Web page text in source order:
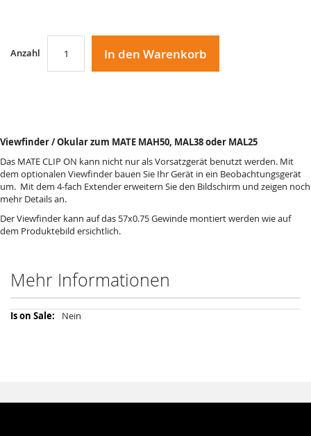
Anzahl In den Warenkorb
Viewfinder / Okular zum MATE MAH50, MAL38 oder MAL25
Das MATE CLIP ON kann nicht nur als Vorsatzgerät benutzt werden. Mit
dem optionalen Viewfinder bauen Sie Ihr Gerät in ein Beobachtungsgerät
um. Mit dem 4-fach Extender erweitern Sie den Bildschirm und zeigen noch
mehr Details an.
Der Viewfinder kann auf das 57x0.75 Gewinde montiert werden wie auf
dem Produktebild ersichtlich.
Mehr Informationen
Mehr
Nein